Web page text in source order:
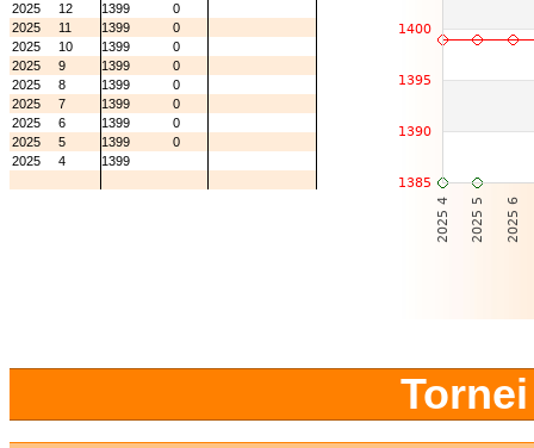
2025
12 1399
0
2025
11 1399
0
2025
10 1399
0
2025
9 1399
0
2025
8 1399
0
2025
7 1399
0
2025
6 1399
0
2025
5 1399
0
2025
4 1399